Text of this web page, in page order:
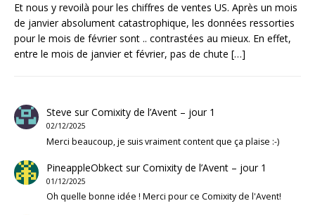
Et nous y revoilà pour les chiffres de ventes US. Après un mois
de janvier absolument catastrophique, les données ressorties
pour le mois de février sont .. contrastées au mieux. En effet,
entre le mois de janvier et février, pas de chute […]
Steve surComixity de l’Avent – jour 1
02/12/2025
Merci beaucoup, je suis vraiment content que ça plaise :-)
PineappleObkectsurComixity de l’Avent – jour 1
01/12/2025
Oh quelle bonne idée ! Merci pour ce Comixity de l'Avent!